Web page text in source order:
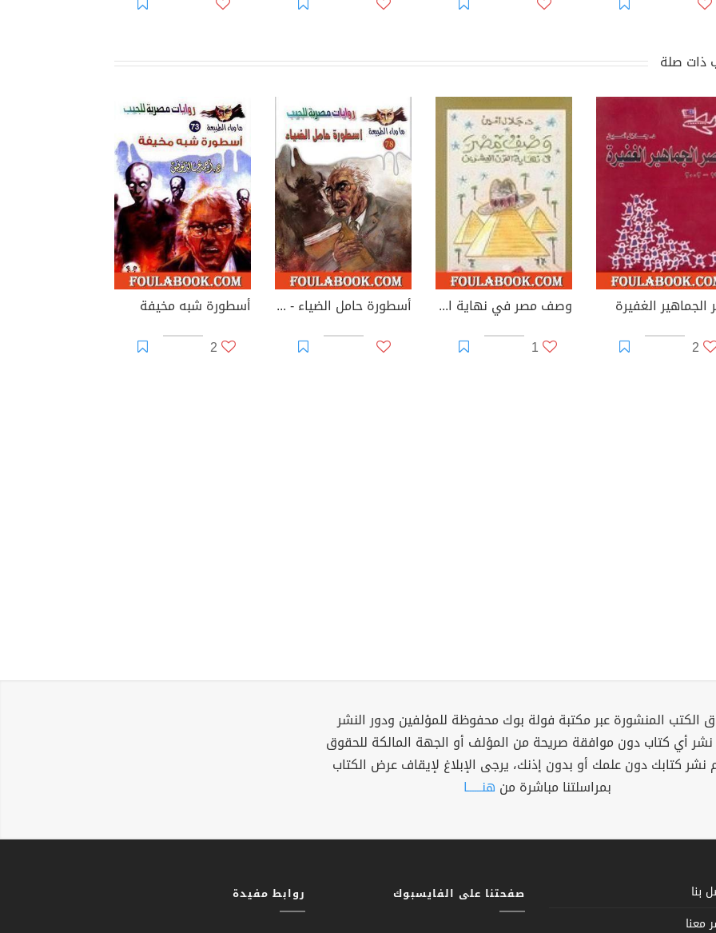
ذات صلة
الجماهير الغفيرة
2
وصف مصر في نهاية القرن العشرين
1
أسطورة حامل الضياء - الجزء الأول
أسطورة شبه مخيفة
2
الكتب المنشورة عبر مكتبة فولة بوك محفوظة للمؤلفين ودور النشر
نشر أي كتاب دون موافقة صريحة من المؤلف أو الجهة المالكة للحقوق
نشر كتابك دون علمك أو بدون إذنك، يرجى الإبلاغ لإيقاف عرض الكتاب
بمراسلتنا مباشرة من هنــــــا
بنا
معنا
صفحتنا على الفايسبوك روابط مفيدة